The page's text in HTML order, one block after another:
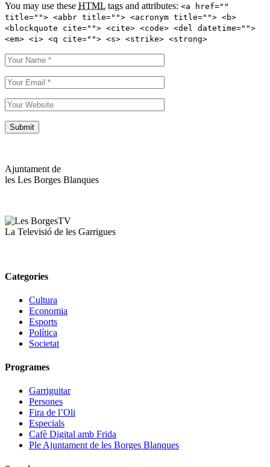
You may use these HTML tags and attributes: <a href=""
title=""> <abbr title=""> <acronym title=""> <b>
<blockquote cite=""> <cite> <code> <del datetime="">
<em> <i> <q cite=""> <s> <strike> <strong>
Ajuntament de
les Les Borges Blanques
La Televisió de les Garrigues
Categories
Cultura
Economia
Esports
Política
Societat
Programes
Garriguitar
Persones
Fira de l’Oli
Especials
Cafè Digital amb Frida
Ple Ajuntament de les Borges Blanques